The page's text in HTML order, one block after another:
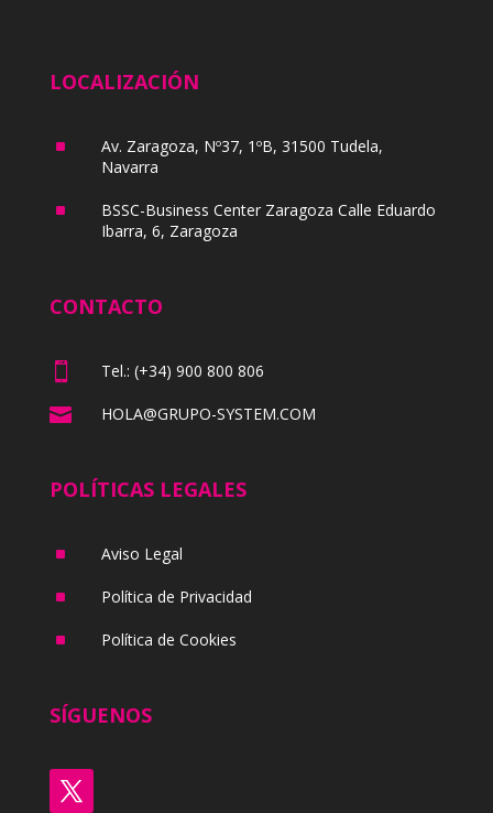
LOCALIZACIÓN
^
Av. Zaragoza, Nº37, 1ºB, 31500 Tudela,
Navarra
^
BSSC-Business Center Zaragoza Calle Eduardo
Ibarra, 6, Zaragoza
CONTACTO
 Tel.: (+34) 900 800 806
 HOLA@GRUPO-SYSTEM.COM
POLÍTICAS LEGALES
^ Aviso Legal
^ Política de Privacidad
^ Política de Cookies
SÍGUENOS